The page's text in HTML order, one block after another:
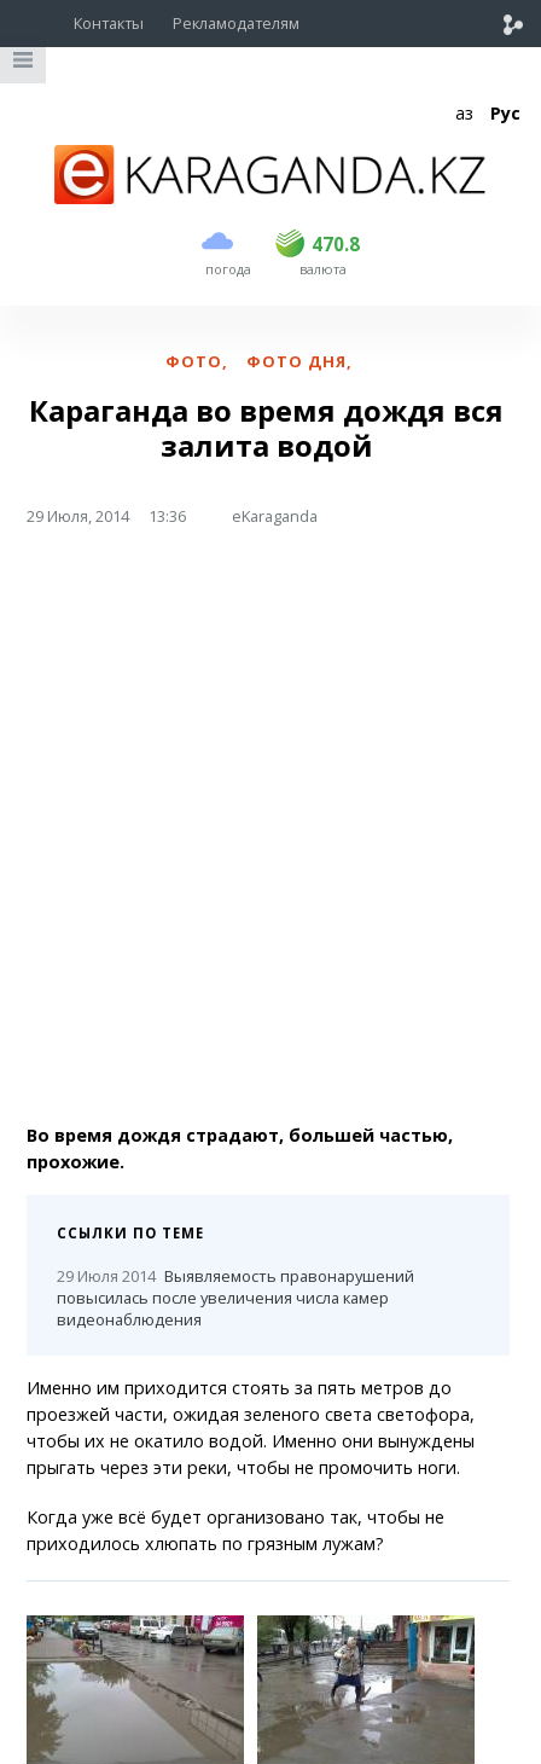
Контакты Рекламодателям
Қаз Рус
погода
470.8
USD 468.5 470.8
EUR валюта
ФОТО, ФОТО ДНЯ,
Караганда во время дождя вся
залита водой
29 Июля, 2014 13:36 eKaraganda
Во время дождя страдают, большей частью,
прохожие.
ССЫЛКИ ПО ТЕМЕ
29 Июля 2014 Выявляемость правонарушений
повысилась после увеличения числа камер
видеонаблюдения
Именно им приходится стоять за пять метров до
проезжей части, ожидая зеленого света светофора,
чтобы их не окатило водой. Именно они вынуждены
прыгать через эти реки, чтобы не промочить ноги.
Когда уже всё будет организовано так, чтобы не
приходилось хлюпать по грязным лужам?